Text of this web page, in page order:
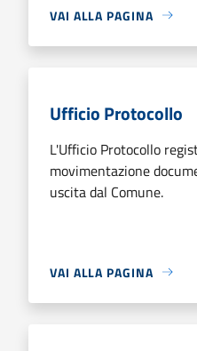
VAI ALLA PAGINA
Ufficio Protocollo
L'Ufficio Protocollo
movimentazione
uscita dal Comune.
VAI ALLA PAGINA